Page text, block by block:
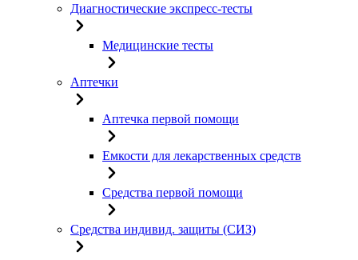
Диагностические экспресс-тесты
Медицинские тесты
Аптечки
Аптечка первой помощи
Емкости для лекарственных средств
Средства первой помощи
Средства индивид. защиты (СИЗ)